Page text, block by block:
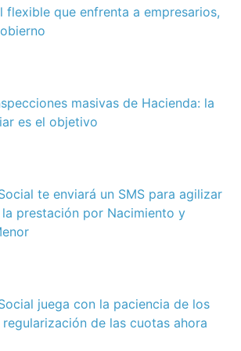
flexible que enfrenta a empresarios,
masivas de Hacienda: la
es el objetivo
te enviará un SMS para agilizar
prestación por Nacimiento y
juega con la paciencia de los
de las cuotas ahora